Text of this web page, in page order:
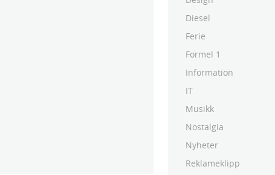
Diesel
Ferie
Formel 1
Information
IT
Musikk
Nostalgia
Nyheter
Reklameklipp